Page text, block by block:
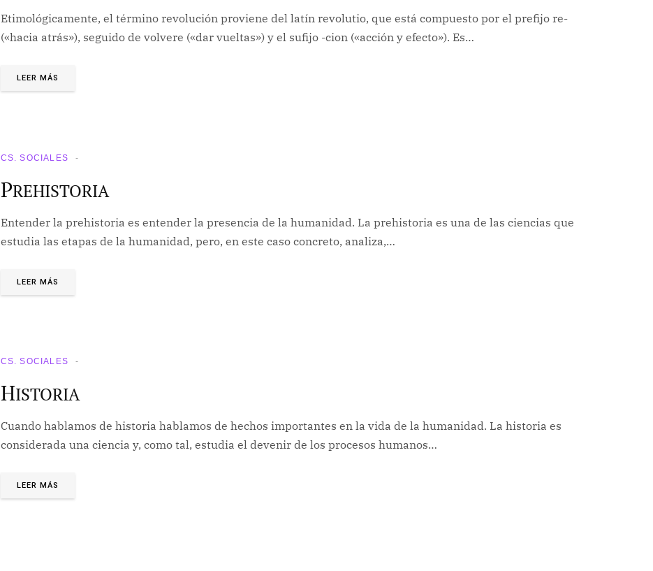
Etimológicamente, el término revolución proviene del latín revolutio, que está compuesto por el prefijo re-
(«hacia atrás»), seguido de volvere («dar vueltas») y el sufijo -cion («acción y efecto»). Es…
LEER MÁS
CS. SOCIALES
PREHISTORIA
Entender la prehistoria es entender la presencia de la humanidad. La prehistoria es una de las ciencias que
estudia las etapas de la humanidad, pero, en este caso concreto, analiza,…
LEER MÁS
CS. SOCIALES
HISTORIA
Cuando hablamos de historia hablamos de hechos importantes en la vida de la humanidad. La historia es
considerada una ciencia y, como tal, estudia el devenir de los procesos humanos…
LEER MÁS